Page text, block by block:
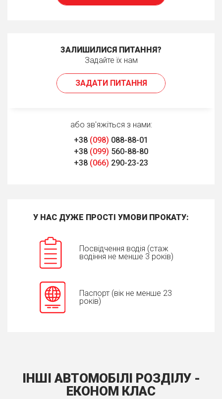
ЗАЛИШИЛИСЯ ПИТАННЯ?
Задайте їх нам
ЗАДАТИ ПИТАННЯ
або зв'яжіться з нами:
+38 (098) 088-88-01
+38 (099) 560-88-80
+38 (066) 290-23-23
У НАС ДУЖЕ ПРОСТІ УМОВИ ПРОКАТУ:
Посвідчення водія (стаж
водіння не менше 3 років)
Паспорт (вік не менше 23
років)
ІНШІ АВТОМОБІЛІ РОЗДІЛУ -
ЕКОНОМ КЛАС